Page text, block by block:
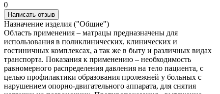
0
Написать отзыв
Назначение изделия ("Общие")
Область применения – матрацы предназначены для
использования в поликлинических, клинических и
гостиничных комплексах, а так же в быту и различных видах
транспорта. Показания к применению – необходимость
равномерного распределения давления на тело пациента, с
целью профилактики образования пролежней у больных с
нарушением опорно-двигательного аппарата, для снятия